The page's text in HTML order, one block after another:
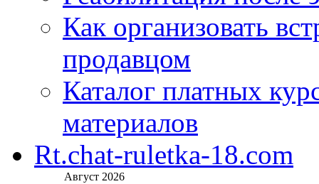
Как организовать
продавцом
Каталог платных
материалов
Rt.chat-ruletka-18.com
Август 2026